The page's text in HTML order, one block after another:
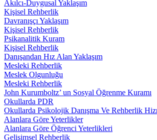
Akılcı-Duygusal Yaklaşım
Kişisel Rehberlik
Davranışçı Yaklaşım
Kişisel Rehberlik
Psikanalitik Kuram
Kişisel Rehberlik
Danışandan Hız Alan Yaklaşım
Mesleki Rehberlik
Meslek Olgunluğu
Mesleki Rehberlik
John Kurumboltz’ un Sosyal Öğrenme Kuramı
Okullarda PDR
Okullarda Psikolojik Danışma Ve Rehberlik
Alanlara Göre Yeterlikler
Alanlara Göre Öğrenci Yeterlikleri
Gelişimsel Rehberlik